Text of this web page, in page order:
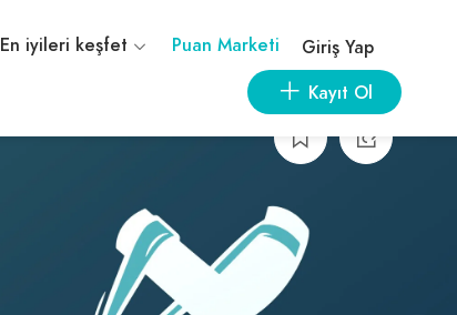
En iyileri keşfet Puan Marketi
Giriş Yap
Kayıt Ol